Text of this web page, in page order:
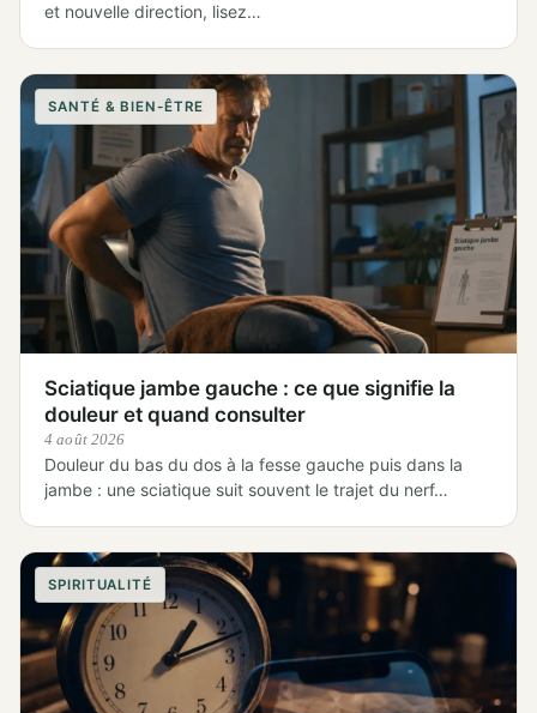
et nouvelle direction, lisez…
SANTÉ & BIEN-ÊTRE
Sciatique jambe gauche : ce que signifie la
douleur et quand consulter
4 août 2026
Douleur du bas du dos à la fesse gauche puis dans la
jambe : une sciatique suit souvent le trajet du nerf…
SPIRITUALITÉ